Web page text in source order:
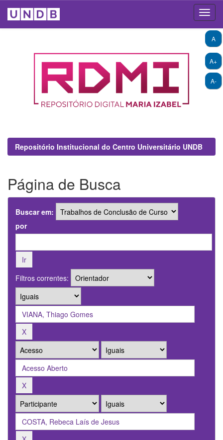
A+
A-
A
Repositório Institucional do Centro Universitário UNDB
Página de Busca
Buscar em:
por
Filtros correntes: